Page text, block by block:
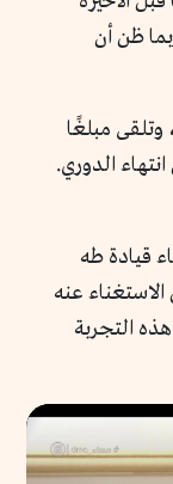
ظن أن
وتلقى مبلغًا
الدوري.
قيادة طه
عنه
التجربة